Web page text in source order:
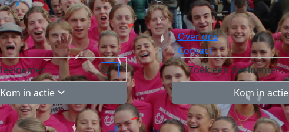
Kom in actie
Over ons
Contact
Kom in actie